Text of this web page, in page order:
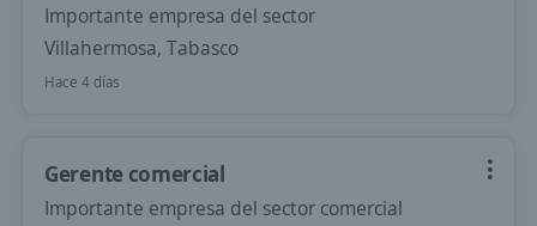
Importante empresa del sector
Villahermosa, Tabasco
Hace 4 días
Gerente comercial
Importante empresa del sector comercial